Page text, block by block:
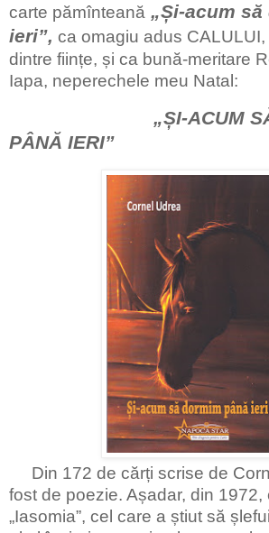
carte pămînteană „Și-acum
ieri”, ca omagiu adus
dintre ființe, și ca bună-meritare
Iapa, neperechele meu Natal:
„ȘI-ACUM
PÂNĂ IERI”
Din 172 de cărți scrise de
fost de poezie. Așadar, din 1972,
„Iasomia”, cel care a știut să